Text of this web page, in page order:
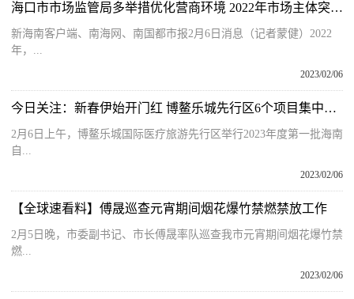
海口市市场监管局多举措优化营商环境 2022年市场主体突破百万关口
新海南客户端、南海网、南国都市报2月6日消息（记者蒙健）2022
年，...
2023/02/06
今日关注：新春伊始开门红 博鳌乐城先行区6个项目集中开工 总投资28.6亿元
2月6日上午，博鳌乐城国际医疗旅游先行区举行2023年度第一批海南
自...
2023/02/06
【全球速看料】傅晟巡查元宵期间烟花爆竹禁燃禁放工作
2月5日晚，市委副书记、市长傅晟率队巡查我市元宵期间烟花爆竹禁
燃...
2023/02/06